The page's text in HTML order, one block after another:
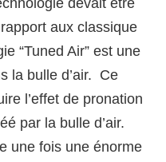
devait être
aux classique
“Tuned Air” est une
la bulle d’air. Ce
l’effet de pronation
par la bulle d’air.
une fois une énorme